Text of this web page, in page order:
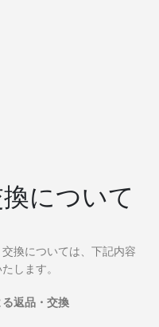
について
換については、下記内容
します。
返品・交換